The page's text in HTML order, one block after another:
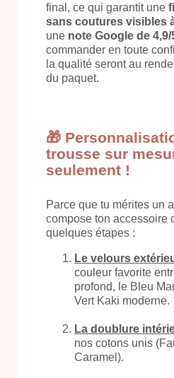
final, ce qui garantit une
sans coutures visibles
une note Google de 4,9/
commander en toute
la qualité seront au
du paquet.
🎁
trousse sur
seulement !
Parce que tu mérites un
compose ton accessoire
quelques étapes :
Le velours
couleur favorite
profond, le Bleu
Vert Kaki moderne.
La doublure
nos cotons unis
Caramel).